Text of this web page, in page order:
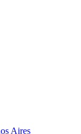
Aires